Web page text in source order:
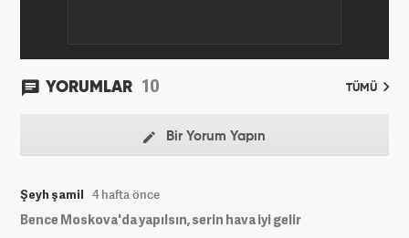
YORUMLAR 10 TÜMÜ
Bir Yorum Yapın
Şeyh şamil 4 hafta önce
Bence Moskova'da yapılsın, serin hava iyi gelir